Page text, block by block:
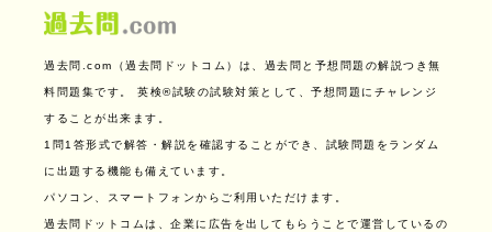
過去問.com（過去問ドットコム）は、過去問と予想問題の解説つき無
料問題集です。 英検®試験の試験対策として、予想問題にチャレンジ
することが出来ます。
1問1答形式で解答・解説を確認することができ、試験問題をランダム
に出題する機能も備えています。
パソコン、スマートフォンからご利用いただけます。
過去問ドットコムは、企業に広告を出してもらうことで運営しているの